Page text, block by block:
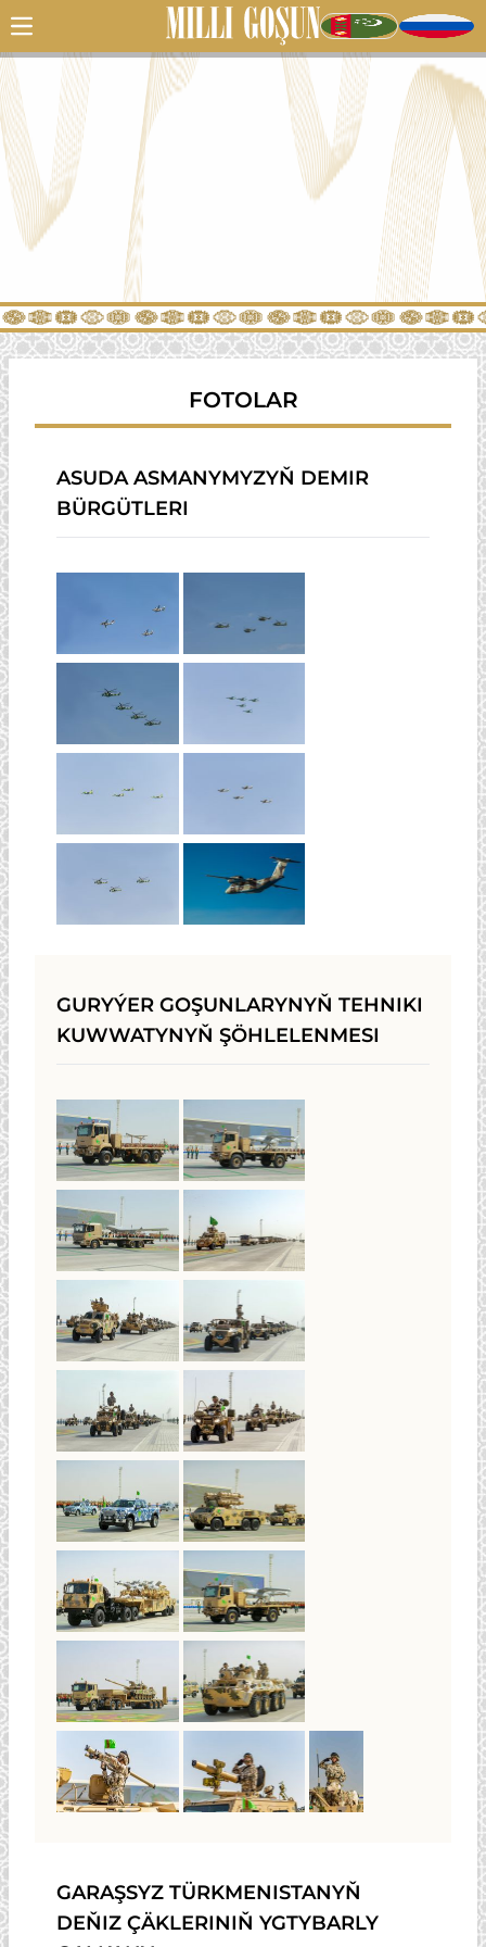
FOTOLAR
ASUDA ASMANYMYZYŇ DEMIR
BÜRGÜTLERI
GURYÝER GOŞUNLARYNYŇ TEHNIKI
KUWWATYNYŇ ŞÖHLELENMESI
GARAŞSYZ TÜRKMENISTANYŇ
DEŇIZ ÇÄKLERINIŇ YGTYBARLY